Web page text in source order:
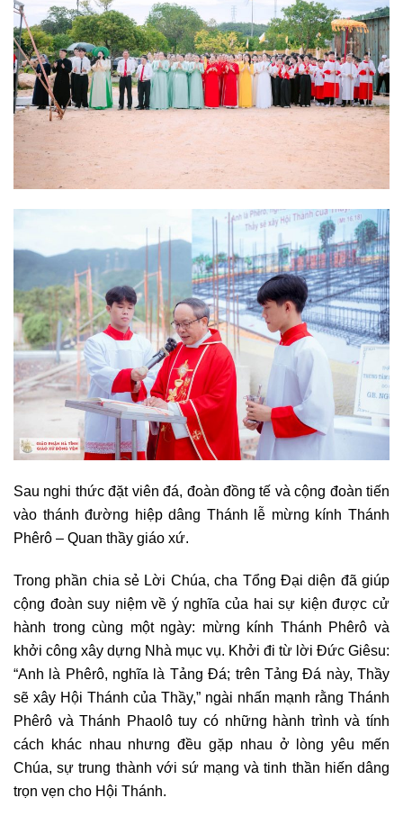
Sau nghi thức đặt viên đá, đoàn đồng tế và cộng đoàn tiến
vào thánh đường hiệp dâng Thánh lễ mừng kính Thánh
Phêrô – Quan thầy giáo xứ.
Trong phần chia sẻ Lời Chúa, cha Tổng Đại diện đã giúp
cộng đoàn suy niệm về ý nghĩa của hai sự kiện được cử
hành trong cùng một ngày: mừng kính Thánh Phêrô và
khởi công xây dựng Nhà mục vụ. Khởi đi từ lời Đức Giêsu:
“Anh là Phêrô, nghĩa là Tảng Đá; trên Tảng Đá này, Thầy
sẽ xây Hội Thánh của Thầy,” ngài nhấn mạnh rằng Thánh
Phêrô và Thánh Phaolô tuy có những hành trình và tính
cách khác nhau nhưng đều gặp nhau ở lòng yêu mến
Chúa, sự trung thành với sứ mạng và tinh thần hiến dâng
trọn vẹn cho Hội Thánh.